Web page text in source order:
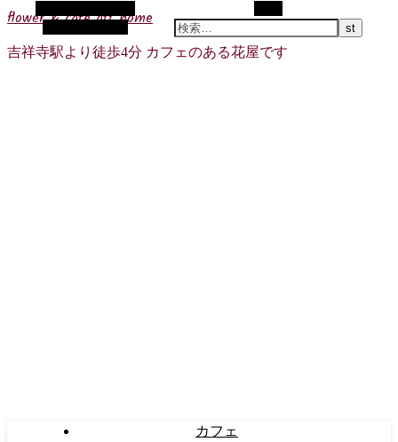
flower & cafe att home
吉祥寺駅より徒歩4分 カフェのある花屋です
カフェ